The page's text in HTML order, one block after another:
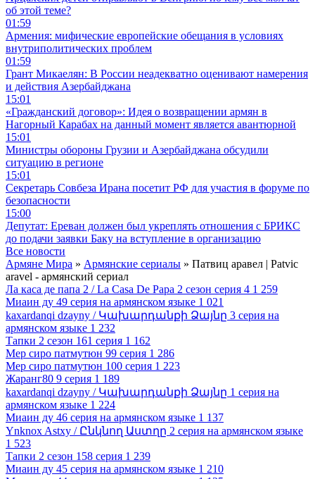
об этой теме?
01:59
Армения: мифические европейские обещания в условиях
внутриполитических проблем
01:59
Грант Микаелян: В России неадекватно оценивают намерения
и действия Азербайджана
15:01
«Гражданский договор»: Идея о возвращении армян в
Нагорный Карабах на данный момент является авантюрной
15:01
Министры обороны Грузии и Азербайджана обсудили
ситуацию в регионе
15:01
Секретарь Совбеза Ирана посетит РФ для участия в форуме по
безопасности
15:00
Депутат: Ереван должен был укреплять отношения с БРИКС
до подачи заявки Баку на вступление в организацию
Все новости
Армяне Мира » Армянские сериалы » Патвиц аравел | Patvic
aravel - армянский сериал
Ла каса де папа 2 / La Casa De Papa 2 сезон серия 4 1 259
Миаин ду 49 серия на армянском языке 1 021
kaxardanqi dzayny / Կախարդանքի Ձայնը 3 серия на
армянском языке 1 232
Тапки 2 сезон 161 серия 1 162
Мер сиро патмутюн 99 серия 1 286
Мер сиро патмутюн 100 серия 1 223
Жаранг80 9 серия 1 189
kaxardanqi dzayny / Կախարդանքի Ձայնը 1 серия на
армянском языке 1 224
Миаин ду 46 серия на армянском языке 1 137
Ynknox Astxy / Ընկնող Աստղը 2 серия на армянском языке
1 523
Тапки 2 сезон 158 серия 1 239
Миаин ду 45 серия на армянском языке 1 210